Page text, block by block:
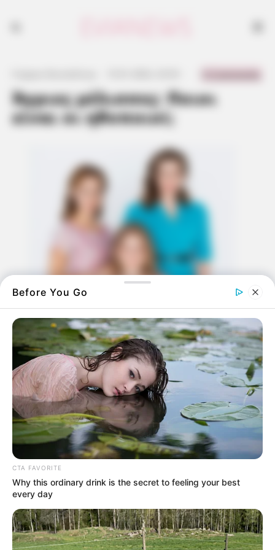
Άγριες μέλισσες: Ποιοι
είναι οι ηθοποιοί;
Δείτε ποιοι είναι οι ηθοποιοί στις
Άγριες Μέλισσες.
Λιγότερες άγριες μέλισσες για δύο εβδομάδες
μιας και ο κορονοϊός αλλάζει πολλά δεδομένα
στην καθημερινότητα μας.
Δείτε πότε έχει άγριες μέλισσες κάθε μέρα.
Μια σειρά που όλοι αγαπάμε και περιμένουμε
με ανυπομονησία στους δέκτες μας.
Τις “ Άγριες Μέλισσες
κοινό και τη φετινή τηλεοπτική σεζόν, μέσα
από τη συχνότητα του ΑΝΤ1.
Before You Go
CTA FAVORITE
Why this ordinary drink is the secret to feeling your best
every day